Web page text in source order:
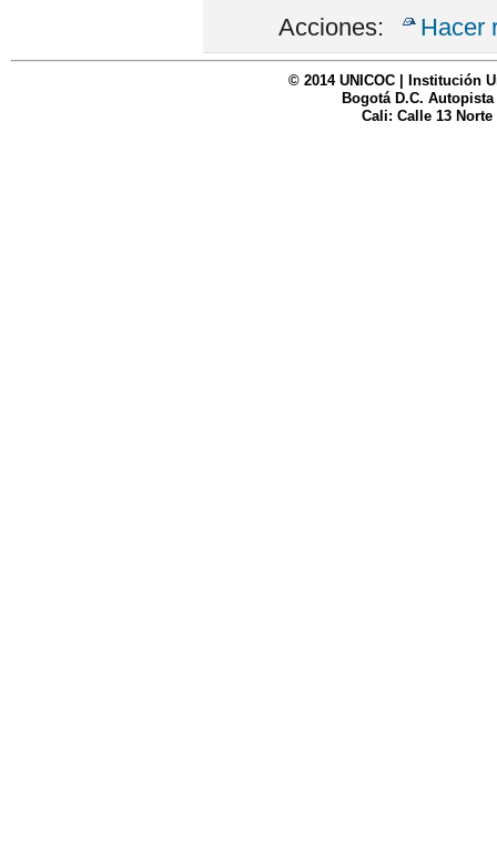
Acciones: Hacer
© 2014 UNICOC | Institución
Bogotá D.C. Autopista
Cali: Calle 13 Norte